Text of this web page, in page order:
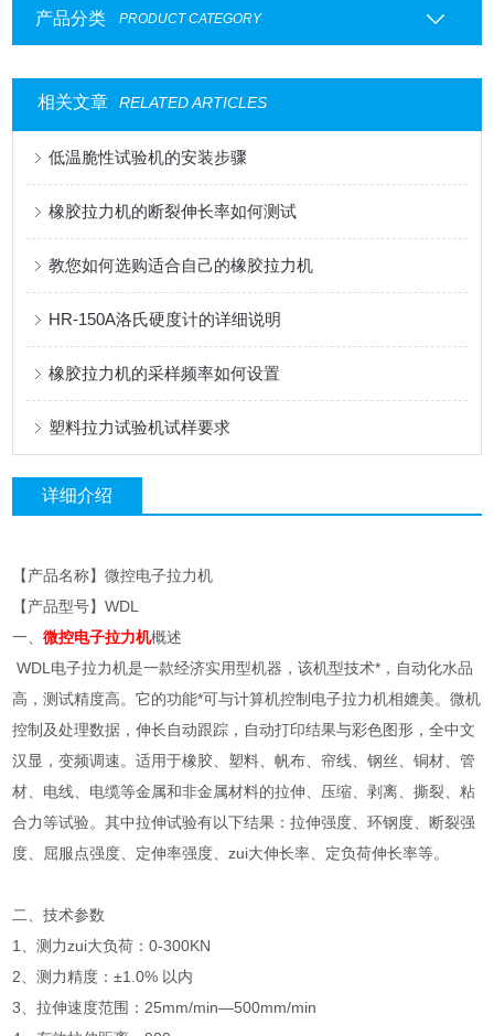
产品分类 PRODUCT CATEGORY
相关文章 RELATED ARTICLES
低温脆性试验机的安装步骤
橡胶拉力机的断裂伸长率如何测试
教您如何选购适合自己的橡胶拉力机
HR-150A洛氏硬度计的详细说明
橡胶拉力机的采样频率如何设置
塑料拉力试验机试样要求
详细介绍
【产品名称】微控电子拉力机
【产品型号】WDL
一、微控电子拉力机概述
WDL电子拉力机是一款经济实用型机器，该机型技术*，自动化水品
高，测试精度高。它的功能*可与计算机控制电子拉力机相媲美。微机
控制及处理数据，伸长自动跟踪，自动打印结果与彩色图形，全中文
汉显，变频调速。适用于橡胶、塑料、帆布、帘线、钢丝、铜材、管
材、电线、电缆等金属和非金属材料的拉伸、压缩、剥离、撕裂、粘
合力等试验。其中拉伸试验有以下结果：拉伸强度、环钢度、断裂强
度、屈服点强度、定伸率强度、zui大伸长率、定负荷伸长率等。
二、技术参数
1、测力zui大负荷：0-300KN
2、测力精度：±1.0% 以内
3、拉伸速度范围：25mm/min—500mm/min